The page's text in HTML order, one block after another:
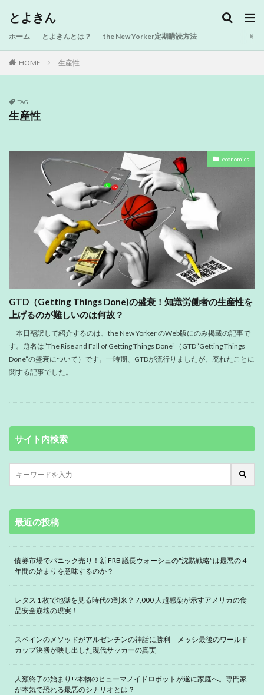
とよきん
ホーム とよきんとは？ the New Yorker定期購読方法
HOME 生産性
TAG
生産性
economics
GTD（Getting Things Done)の盛衰！知識労働者の生産性を
上げるのが難しいのは何故？
本日翻訳して紹介するのは、the New Yorker のWeb版にのみ掲載の記事で
す。題名は”The Rise and Fall of Getting Things Done”（GTD”Getting Things
Done”の盛衰について）です。一時期、GTDが流行りましたが、廃れたことに
関する記事でした。
サイト内検索
最近の投稿
債券市場でパニック売り！新 FRB 議長ウォーシュの“沈黙戦略”は最悪の 4
年間の始まりを意味するのか？
レタス 1 枚で地獄を見る時代の到来？ 7,000 人超感染が示すアメリカの食
品安全崩壊の現実！
スペインのメソッドがアルゼンチンの神話に勝利―メッシ最後のワールド
カップ決勝が映し出した現代サッカーの真実
人類終了の始まり!?本物のヒューマノイドロボットが遂に家庭へ。専門家
が本気で恐れる最悪のシナリオとは？